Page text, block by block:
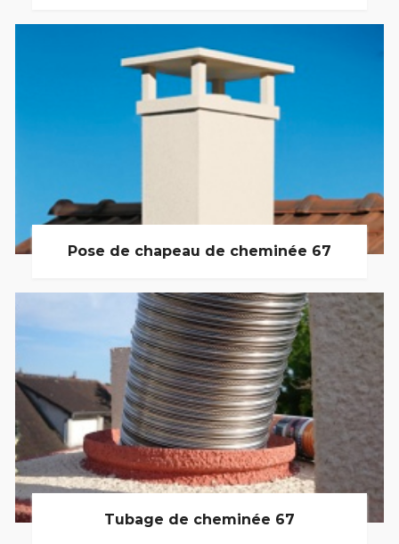
Pose de chapeau de cheminée 67
Tubage de cheminée 67